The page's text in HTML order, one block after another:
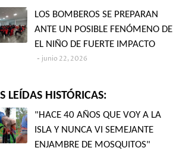
LOS BOMBEROS SE PREPARAN
ANTE UN POSIBLE FENÓMENO DE
EL NIÑO DE FUERTE IMPACTO
junio 22, 2026
LEÍDAS HISTÓRICAS:
"HACE 40 AÑOS QUE VOY A LA
ISLA Y NUNCA VI SEMEJANTE
ENJAMBRE DE MOSQUITOS"